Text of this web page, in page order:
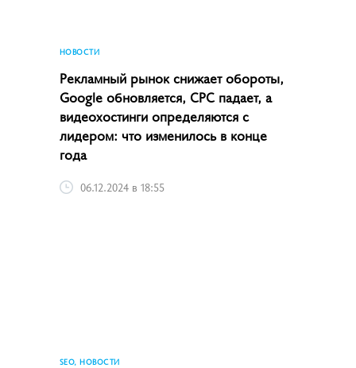
НОВОСТИ
Рекламный рынок снижает обороты,
Google обновляется, CPC падает, а
видеохостинги определяются с
лидером: что изменилось в конце
года
06.12.2024 в 18:55
SEO, НОВОСТИ